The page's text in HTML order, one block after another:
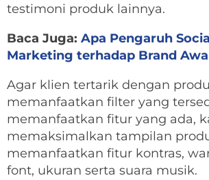
testimoni produk lainnya.
Baca Juga: Apa Pengaruh
Marketing terhadap Brand
Agar klien tertarik dengan
memanfaatkan filter yang
memanfaatkan fitur yang ada,
memaksimalkan tampilan
memanfaatkan fitur kontras,
font, ukuran serta suara musik.